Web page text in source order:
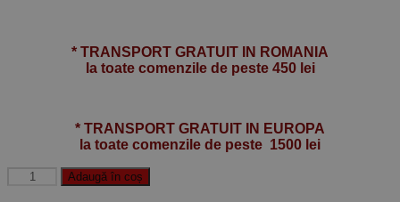
* TRANSPORT GRATUIT IN ROMANIA
la toate comenzile de peste 450 lei
* TRANSPORT GRATUIT IN EUROPA
la toate comenzile de peste 1500 lei
Cantitate Adaugă în coș